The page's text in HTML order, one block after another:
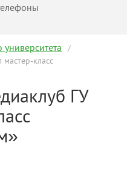
класс
ГУ